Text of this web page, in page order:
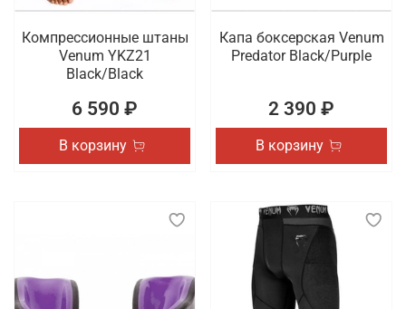
Компрессионные штаны
Venum YKZ21
Black/Black
6 590 ₽
В корзину
Капа боксерская Venum
Predator Black/Purple
2 390 ₽
В корзину